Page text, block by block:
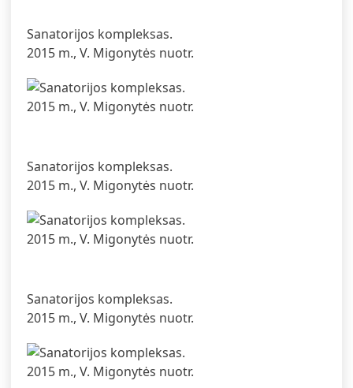
Sanatorijos kompleksas.
2015 m., V. Migonytės nuotr.
Sanatorijos kompleksas.
2015 m., V. Migonytės nuotr.
Sanatorijos kompleksas.
2015 m., V. Migonytės nuotr.